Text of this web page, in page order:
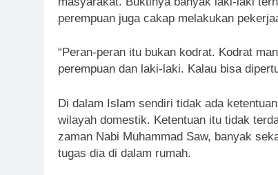
perempuan juga cakap melakukan
“Peran-peran itu bukan kodrat. Kodrat
perempuan dan laki-laki. Kalau bisa
Di dalam Islam sendiri tidak ada
wilayah domestik. Ketentuan itu tidak
zaman Nabi Muhammad Saw, banyak
tugas dia di dalam rumah.